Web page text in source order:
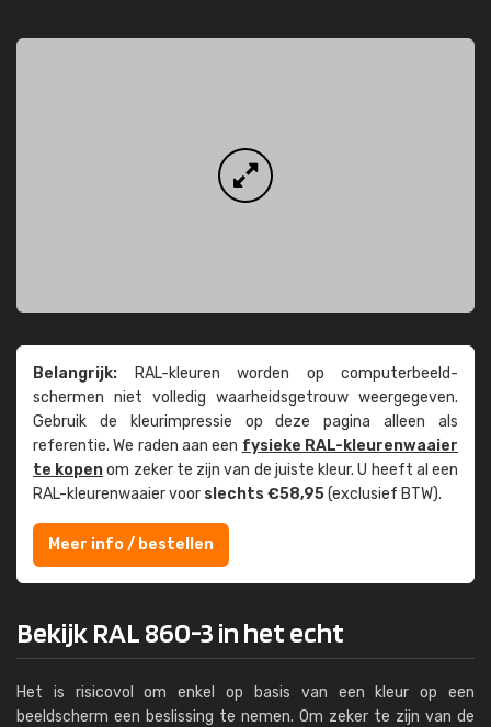
Belangrijk: RAL-kleuren worden op computer­beeld­
schermen niet volledig waarheids­­getrouw weer­gegeven.
Gebruik de kleur­impressie op deze pagina alleen als
referentie. We raden aan een fysieke RAL-kleuren­waaier
te kopenom zeker te zijn van de juiste kleur. U heeft al een
RAL-kleuren­waaier voor slechts €58,95(exclusief BTW).
Meer info / bestellen
Bekijk RAL 860-3 in het echt
Het is risicovol om enkel op basis van een kleur op een
beeldscherm een beslissing te nemen. Om zeker te zijn van de